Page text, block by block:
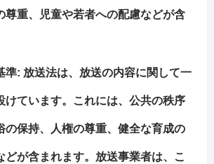
尊重、児童や若者への配慮などが含
準: 放送法は、放送の内容に関して一
けています。これには、公共の秩序
の保持、人権の尊重、健全な育成の
どが含まれます。放送事業者は、こ